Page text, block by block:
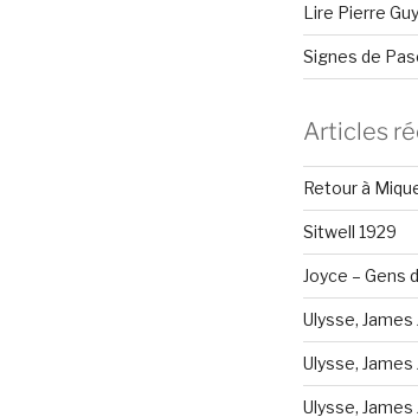
Lire Pierre
Signes de
Articles
Retour à
Sitwell 1929
Joyce – Gens
Ulysse, James
Ulysse, James
Ulysse, James